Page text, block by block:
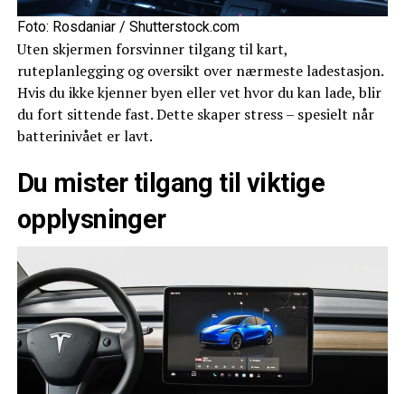
Foto: Rosdaniar / Shutterstock.com
Uten skjermen forsvinner tilgang til kart,
ruteplanlegging og oversikt over nærmeste ladestasjon.
Hvis du ikke kjenner byen eller vet hvor du kan lade, blir
du fort sittende fast. Dette skaper stress – spesielt når
batterinivået er lavt.
Du mister tilgang til viktige
opplysninger